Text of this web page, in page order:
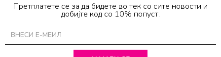
Претплатете се за да бидете во тек со сите новости и
добијте код со 10% попуст.